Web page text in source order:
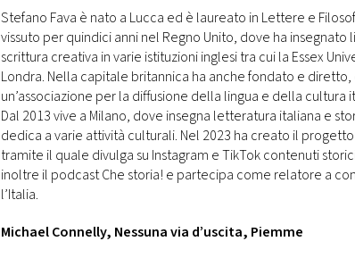
Stefano Fava è nato a Lucca ed è laureato in Lettere e
vissuto per quindici anni nel Regno Unito, dove ha
scrittura creativa in varie istituzioni inglesi tra cui la Essex
Londra. Nella capitale britannica ha anche fondato e diretto,
un’associazione per la diffusione della lingua e della cultura
Dal 2013 vive a Milano, dove insegna letteratura italiana e
dedica a varie attività culturali. Nel 2023 ha creato il
tramite il quale divulga su Instagram e TikTok contenuti
inoltre il podcast Che storia! e partecipa come relatore a
l’Italia.
Michael Connelly, Nessuna via d’uscita, Piemme